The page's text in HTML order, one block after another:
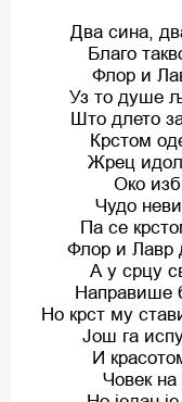
Два сина,
Благо
Флор и
Уз то душе
Што длето
Крстом
Жрец
Око
Чудо
Па се
Флор и Лавр
А у срцу
Направише
Но крст му
Још га
И
Човек на